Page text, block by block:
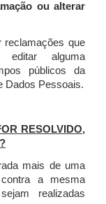
ou alterar
reclamações que
alguma
públicos da
Dados Pessoais.
RESOLVIDO,
mais de uma
a mesma
realizadas